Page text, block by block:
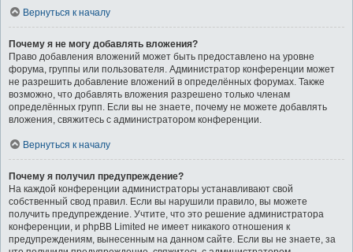
Вернуться к началу
Почему я не могу добавлять вложения?
Право добавления вложений может быть предоставлено на уровне
форума, группы или пользователя. Администратор конференции может
не разрешить добавление вложений в определённых форумах. Также
возможно, что добавлять вложения разрешено только членам
определённых групп. Если вы не знаете, почему не можете добавлять
вложения, свяжитесь с администратором конференции.
Вернуться к началу
Почему я получил предупреждение?
На каждой конференции администраторы устанавливают свой
собственный свод правил. Если вы нарушили правило, вы можете
получить предупреждение. Учтите, что это решение администратора
конференции, и phpBB Limited не имеет никакого отношения к
предупреждениям, вынесенным на данном сайте. Если вы не знаете, за